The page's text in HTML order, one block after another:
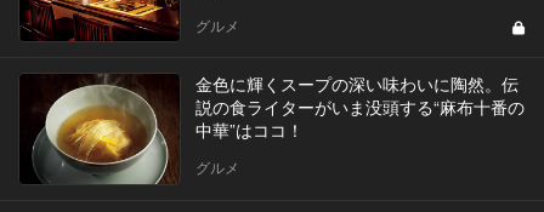
グルメ
金色に輝くスープの深い味わいに陶然。伝
説の食ライターがいま没頭する“麻布十番の
中華”はココ！
グルメ